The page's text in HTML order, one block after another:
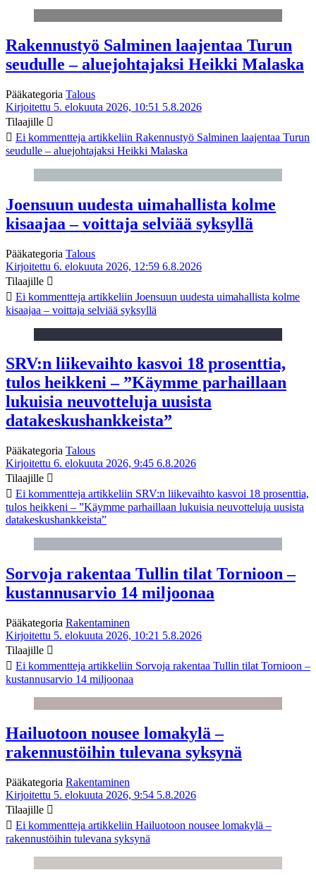
Rakennustyö Salminen laajentaa Turun
seudulle – aluejohtajaksi Heikki Malaska
Pääkategoria Talous
Kirjoitettu 5. elokuuta 2026, 10:51 5.8.2026
Tilaajille
Ei kommentteja artikkeliin Rakennustyö Salminen laajentaa Turun
seudulle – aluejohtajaksi Heikki Malaska
Joensuun uudesta uimahallista kolme
kisaajaa – voittaja selviää syksyllä
Pääkategoria Talous
Kirjoitettu 6. elokuuta 2026, 12:59 6.8.2026
Tilaajille
Ei kommentteja artikkeliin Joensuun uudesta uimahallista kolme
kisaajaa – voittaja selviää syksyllä
SRV:n liikevaihto kasvoi 18 prosenttia,
tulos heikkeni – ”Käymme parhaillaan
lukuisia neuvotteluja uusista
datakeskushankkeista”
Pääkategoria Talous
Kirjoitettu 6. elokuuta 2026, 9:45 6.8.2026
Tilaajille
Ei kommentteja artikkeliin SRV:n liikevaihto kasvoi 18 prosenttia,
tulos heikkeni – ”Käymme parhaillaan lukuisia neuvotteluja uusista
datakeskushankkeista”
Sorvoja rakentaa Tullin tilat Tornioon –
kustannusarvio 14 miljoonaa
Pääkategoria Rakentaminen
Kirjoitettu 5. elokuuta 2026, 10:21 5.8.2026
Tilaajille
Ei kommentteja artikkeliin Sorvoja rakentaa Tullin tilat Tornioon –
kustannusarvio 14 miljoonaa
Hailuotoon nousee lomakylä –
rakennustöihin tulevana syksynä
Pääkategoria Rakentaminen
Kirjoitettu 5. elokuuta 2026, 9:54 5.8.2026
Tilaajille
Ei kommentteja artikkeliin Hailuotoon nousee lomakylä –
rakennustöihin tulevana syksynä